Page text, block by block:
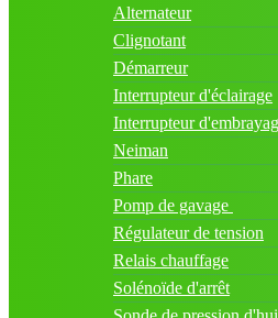
Alternateur
Clignotant
Démarreur
Interrupteur d'éclairage
Interrupteur
Neiman
Phare
Pomp de gavage
Régulateur de tension
Relais chauffage
Solénoïde d'arrêt